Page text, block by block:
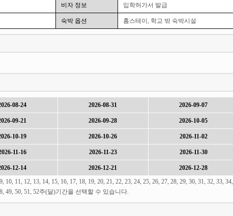
비자 정보 입학허가서 발급
숙박 옵션 홈스테이, 학교 밖 숙박시설
08-24 2026-08-31 2026-09-07
09-21 2026-09-28 2026-10-05
10-19 2026-10-26 2026-11-02
11-16 2026-11-23 2026-11-30
12-14 2026-12-21
2026-12-28
11, 12, 13, 14, 15, 16, 17, 18, 19, 20, 21, 22, 23, 24, 25, 26, 27, 28, 29, 30, 31, 32, 33, 34,
49, 50, 51, 52주(달)기간을 선택할 수 있습니다.